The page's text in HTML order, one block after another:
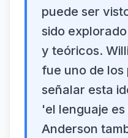
puede ser
sido
y teóricos.
fue uno de los
señalar esta
'el lenguaje
Anderson